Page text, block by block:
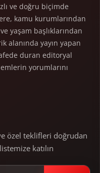
ve doğru biçimde
kamu kurumlarından
yaşam başlıklarından
alanında yayın yapan
duran editoryal
yorumlarını
özel teklifleri doğrudan
katılın